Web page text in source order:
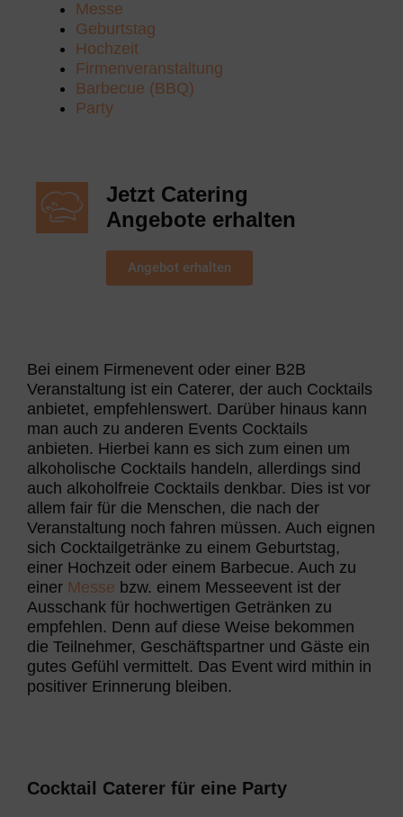
Messe
Geburtstag
Hochzeit
Firmenveranstaltung
Barbecue (BBQ)
Party
Jetzt Catering
Angebote erhalten
Angebot erhalten
Bei einem Firmenevent oder einer B2B
Veranstaltung ist ein Caterer, der auch Cocktails
anbietet, empfehlenswert. Darüber hinaus kann
man auch zu anderen Events Cocktails
anbieten. Hierbei kann es sich zum einen um
alkoholische Cocktails handeln, allerdings sind
auch alkoholfreie Cocktails denkbar. Dies ist vor
allem fair für die Menschen, die nach der
Veranstaltung noch fahren müssen. Auch eignen
sich Cocktailgetränke zu einem Geburtstag,
einer Hochzeit oder einem Barbecue. Auch zu
einer Messe bzw. einem Messeevent ist der
Ausschank für hochwertigen Getränken zu
empfehlen. Denn auf diese Weise bekommen
die Teilnehmer, Geschäftspartner und Gäste ein
gutes Gefühl vermittelt. Das Event wird mithin in
positiver Erinnerung bleiben.
Cocktail Caterer für eine Party